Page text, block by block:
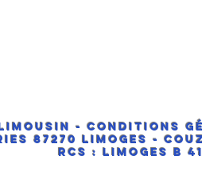
- Conditions
87270 LIMOGES -
RCS : Limoges B